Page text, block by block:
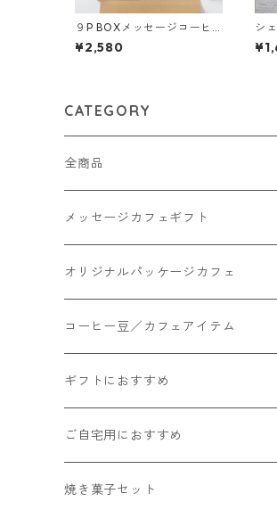
９P BOXメッセージコーヒ
ーギフト｜送料無料・税込
【ポスト投函】ドリップバ
ス・デカフェ/和紅茶
¥2,580
シ
バ
送
CATEGORY
全商品
メッセージカフェギフト
オリジナルパッケージカフェ
コーヒー豆／カフェアイテム
コーヒー豆
カフェインレスコーヒー
コーヒー豆100g
ドリップバッグコーヒー
お茶
ギフトにおすすめ
ご自宅用におすすめ
焼き菓子セット